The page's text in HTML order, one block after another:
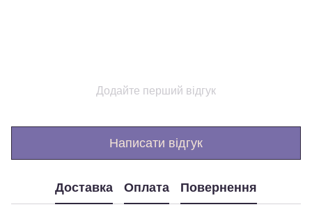
Додайте перший відгук
Написати відгук
Доставка Оплата Повернення